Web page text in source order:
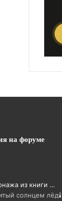
на форуме
из книги …
солнцем лёд🕯